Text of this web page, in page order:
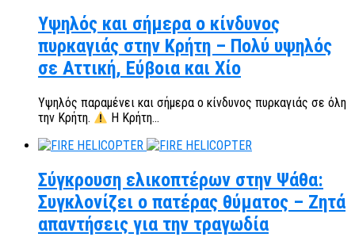
Υψηλός και σήμερα ο κίνδυνος
πυρκαγιάς στην Κρήτη – Πολύ υψηλός
σε Αττική, Εύβοια και Χίο
Υψηλός παραμένει και σήμερα ο κίνδυνος πυρκαγιάς σε όλη
την Κρήτη.
Η Κρήτη...
Σύγκρουση ελικοπτέρων στην Ψάθα:
Συγκλονίζει ο πατέρας θύματος – Ζητά
απαντήσεις για την τραγωδία